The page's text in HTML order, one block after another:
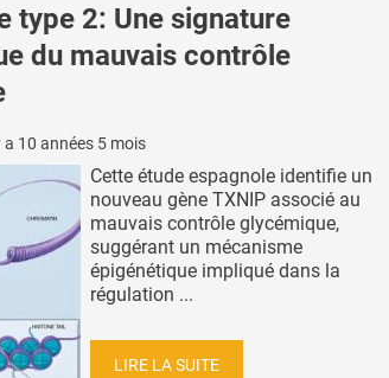
type 2: Une signature
du mauvais contrôle
a 10 années 5 mois
Cette étude espagnole identifie un
nouveau gène TXNIP associé au
mauvais contrôle glycémique,
suggérant un mécanisme
épigénétique impliqué dans la
régulation ...
LIRE LA SUITE